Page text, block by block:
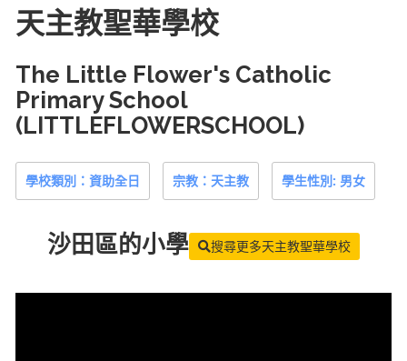
天主教聖華學校
The Little Flower's Catholic
Primary School
(LITTLEFLOWERSCHOOL)
學校類別：資助全日 宗教：天主教 學生性別: 男女
沙田區的小學 搜尋更多天主教聖華學校